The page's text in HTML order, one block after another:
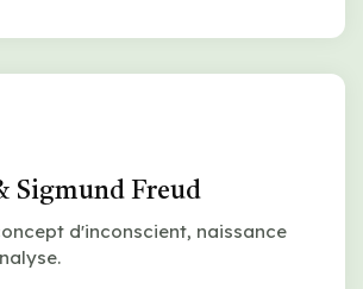
Sigmund Freud
d'inconscient, naissance